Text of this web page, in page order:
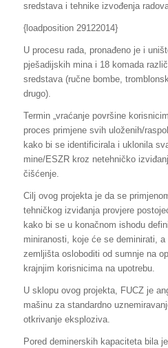
sredstava i tehnike izvođenja
{loadposition 29122014}
U procesu rada, pronađeno je i
pješadijskih mina i 18 komada
sredstava (ručne bombe,
drugo).
Termin „vraćanje površine
proces primjene svih uloženih/
kako bi se identificirala i uklonila
mine/ESZR kroz netehničko
čišćenje.
Cilj ovog projekta je da se
tehničkog izviđanja provjere
kako bi se u konačnom ishodu
miniranosti, koje će se deminirati,
zemljišta osloboditi od sumnje na
krajnjim korisnicima na upotrebu.
U sklopu ovog projekta, FUCZ je
mašinu za standardno
otkrivanje eksploziva.
Pored deminerskih kapaciteta bila